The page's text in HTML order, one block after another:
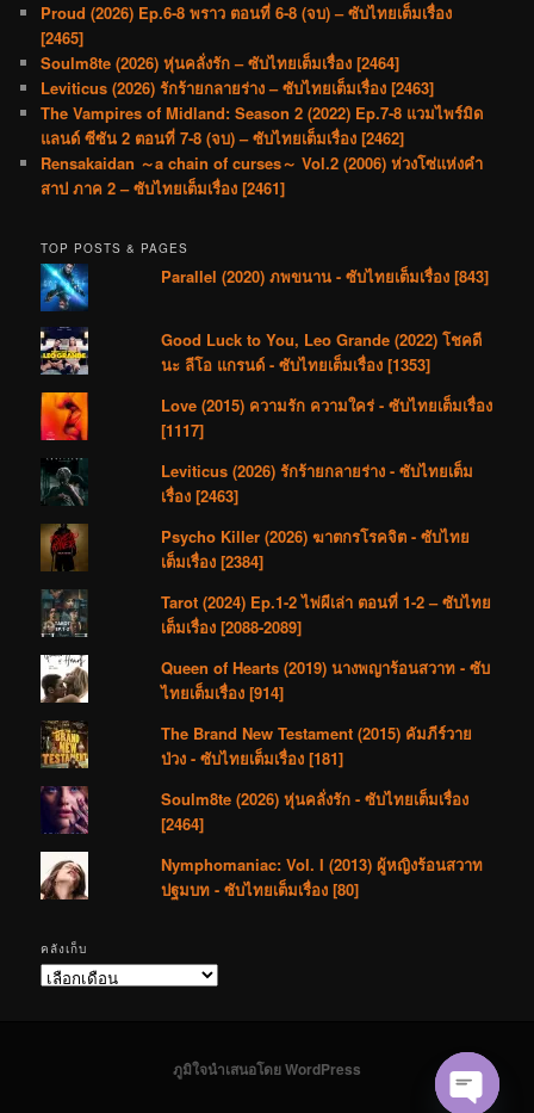
Proud (2026) Ep.6-8 พราว ตอนที่ 6-8 (จบ) – ซับไทยเต็มเรื่อง
[2465]
Soulm8te (2026) หุ่นคลั่งรัก – ซับไทยเต็มเรื่อง [2464]
Leviticus (2026) รักร้ายกลายร่าง – ซับไทยเต็มเรื่อง [2463]
The Vampires of Midland: Season 2 (2022) Ep.7-8 แวมไพร์มิด
แลนด์ ซีซัน 2 ตอนที่ 7-8 (จบ) – ซับไทยเต็มเรื่อง [2462]
Rensakaidan ～a chain of curses～ Vol.2 (2006) ห่วงโซ่แห่งคำ
สาป ภาค 2 – ซับไทยเต็มเรื่อง [2461]
TOP POSTS & PAGES
Parallel (2020) ภพขนาน - ซับไทยเต็มเรื่อง [843]
Good Luck to You, Leo Grande (2022) โชคดี
นะ ลีโอ แกรนด์ - ซับไทยเต็มเรื่อง [1353]
Love (2015) ความรัก ความใคร่ - ซับไทยเต็มเรื่อง
[1117]
Leviticus (2026) รักร้ายกลายร่าง - ซับไทยเต็ม
เรื่อง [2463]
Psycho Killer (2026) ฆาตกรโรคจิต - ซับไทย
เต็มเรื่อง [2384]
Tarot (2024) Ep.1-2 ไพ่ผีเล่า ตอนที่ 1-2 – ซับไทย
เต็มเรื่อง [2088-2089]
Queen of Hearts (2019) นางพญาร้อนสวาท - ซับ
ไทยเต็มเรื่อง [914]
The Brand New Testament (2015) คัมภีร์วาย
ป่วง - ซับไทยเต็มเรื่อง [181]
Soulm8te (2026) หุ่นคลั่งรัก - ซับไทยเต็มเรื่อง
[2464]
Nymphomaniac: Vol. I (2013) ผู้หญิงร้อนสวาท
ปฐมบท - ซับไทยเต็มเรื่อง [80]
คลังเก็บ
คลัง
ภูมิใจนำเสนอโดย WordPress